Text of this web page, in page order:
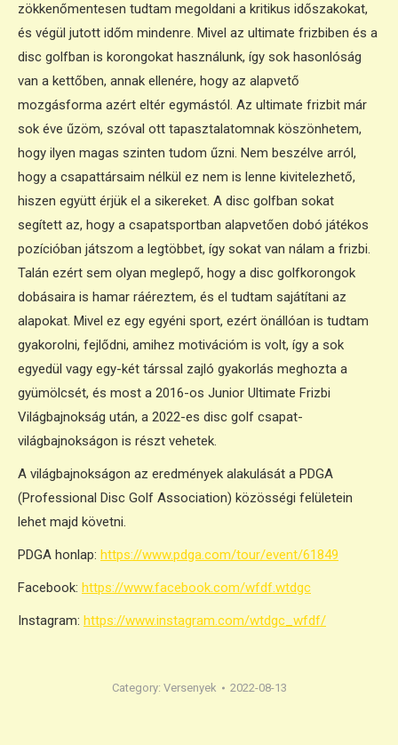
zökkenőmentesen tudtam megoldani a kritikus időszakokat,
és végül jutott időm mindenre. Mivel az ultimate frizbiben és a
disc golfban is korongokat használunk, így sok hasonlóság
van a kettőben, annak ellenére, hogy az alapvető
mozgásforma azért eltér egymástól. Az ultimate frizbit már
sok éve űzöm, szóval ott tapasztalatomnak köszönhetem,
hogy ilyen magas szinten tudom űzni. Nem beszélve arról,
hogy a csapattársaim nélkül ez nem is lenne kivitelezhető,
hiszen együtt érjük el a sikereket. A disc golfban sokat
segített az, hogy a csapatsportban alapvetően dobó játékos
pozícióban játszom a legtöbbet, így sokat van nálam a frizbi.
Talán ezért sem olyan meglepő, hogy a disc golfkorongok
dobásaira is hamar ráéreztem, és el tudtam sajátítani az
alapokat. Mivel ez egy egyéni sport, ezért önállóan is tudtam
gyakorolni, fejlődni, amihez motivációm is volt, így a sok
egyedül vagy egy-két társsal zajló gyakorlás meghozta a
gyümölcsét, és most a 2016-os Junior Ultimate Frizbi
Világbajnokság után, a 2022-es disc golf csapat-
világbajnokságon is részt vehetek.
A világbajnokságon az eredmények alakulását a PDGA
(Professional Disc Golf Association) közösségi felületein
lehet majd követni.
PDGA honlap: https://www.pdga.com/tour/event/61849
Facebook: https://www.facebook.com/wfdf.wtdgc
Instagram: https://www.instagram.com/wtdgc_wfdf/
Category: Versenyek 2022-08-13